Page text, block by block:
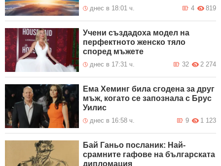
днес в 18:01 ч. 819
4
Учени създадоха модел на
перфектното женско тяло
според мъжете
днес в 17:31 ч. 2 274
32
Ема Хеминг била сгодена за друг
мъж, когато се запознала с Брус
Уилис
днес в 16:58 ч. 1 123
9
Бай Ганьо посланик: Най-
срамните гафове на българската
дипломация